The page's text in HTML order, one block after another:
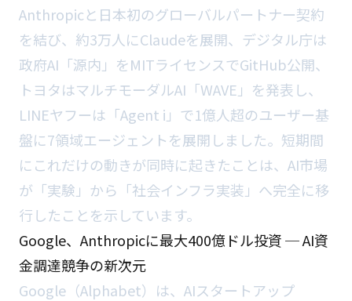
Anthropicと日本初のグローバルパートナー契約
を結び、約3万人にClaudeを展開、デジタル庁は
政府AI「源内」をMITライセンスでGitHub公開、
トヨタはマルチモーダルAI「WAVE」を発表し、
LINEヤフーは「Agent i」で1億人超のユーザー基
盤に7領域エージェントを展開しました。短期間
にこれだけの動きが同時に起きたことは、AI市場
が「実験」から「社会インフラ実装」へ完全に移
行したことを示しています。
Google、Anthropicに最大400億ドル投資 ─ AI資
金調達競争の新次元
Google（Alphabet）は、AIスタートアップ